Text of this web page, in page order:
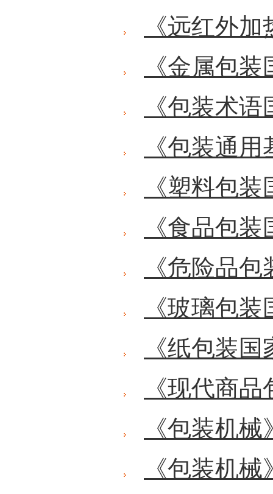
《远红外
《金属包
《包装术
《包装通
《塑料包
《食品包
《危险品
《玻璃包
《纸包装
《现代商
《包装机
《包装机